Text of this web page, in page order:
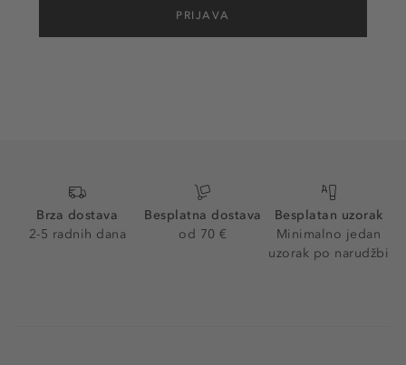
PRIJAVA
Brza dostava
2-5 radnih dana
Besplatna dostava
od 70 €
Besplatan uzorak
Minimalno jedan
uzorak po narudžbi